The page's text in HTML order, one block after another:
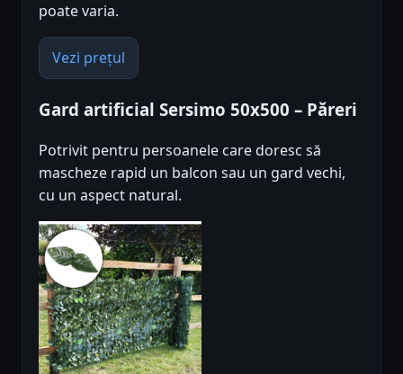
poate varia.
Vezi prețul
Gard artificial Sersimo 50x500 – Păreri
Potrivit pentru persoanele care doresc să
mascheze rapid un balcon sau un gard vechi,
cu un aspect natural.